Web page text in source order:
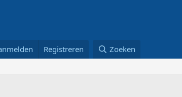
Registreren Zoeken